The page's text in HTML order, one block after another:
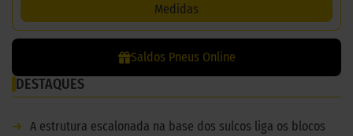
Medidas
Saldos Pneus Online
DESTAQUES
➜ A estrutura escalonada na base dos sulcos liga os blocos